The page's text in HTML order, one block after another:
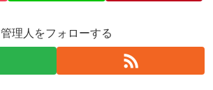
管理人をフォローする